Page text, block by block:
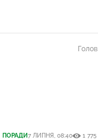
ПОРАДИ7 ЛИПНЯ, 08:40 1 775